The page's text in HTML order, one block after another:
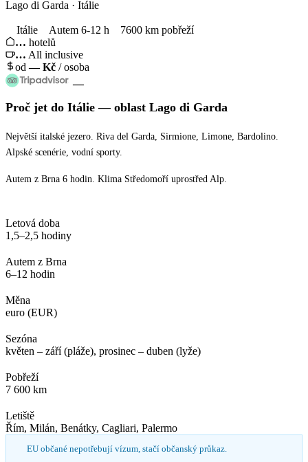
Lago di Garda · Itálie
Itálie Autem 6-12 h
7600 km pobřeží
… hotelů
… All inclusive
od—Kč / osoba
—
Proč jet do Itálie — oblast Lago di Garda
Největší italské jezero. Riva del Garda, Sirmione, Limone, Bardolino.
Alpské scenérie, vodní sporty.
Autem z Brna 6 hodin. Klima Středomoří uprostřed Alp.
Letová doba
1,5–2,5 hodiny
Autem z Brna
6–12 hodin
Měna
euro (EUR)
Sezóna
květen – září (pláže), prosinec – duben (lyže)
Pobřeží
7 600 km
Letiště
Řím, Milán, Benátky, Cagliari, Palermo
EU občané nepotřebují vízum, stačí občanský průkaz.